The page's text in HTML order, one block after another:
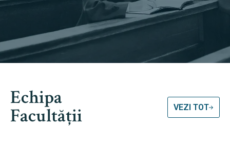
Echipa
Facultății VEZI TOT